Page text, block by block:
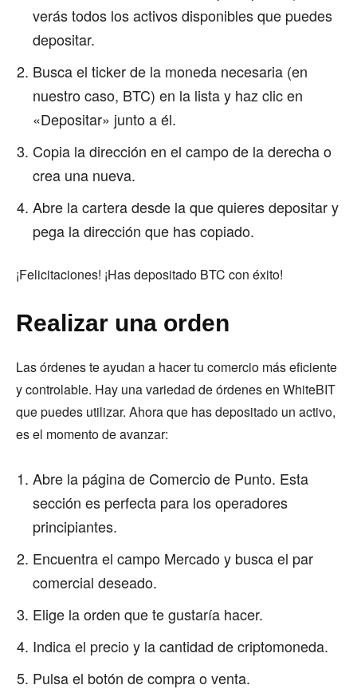
verás todos los activos disponibles que puedes
depositar.
Busca el ticker de la moneda necesaria (en
nuestro caso, BTC) en la lista y haz clic en
«Depositar» junto a él.
Copia la dirección en el campo de la derecha o
crea una nueva.
Abre la cartera desde la que quieres depositar y
pega la dirección que has copiado.
¡Felicitaciones! ¡Has depositado BTC con éxito!
Realizar una orden
Las órdenes te ayudan a hacer tu comercio más eficiente
y controlable. Hay una variedad de órdenes en WhiteBIT
que puedes utilizar. Ahora que has depositado un activo,
es el momento de avanzar:
Abre la página de Comercio de Punto. Esta
sección es perfecta para los operadores
principiantes.
Encuentra el campo Mercado y busca el par
comercial deseado.
Elige la orden que te gustaría hacer.
Indica el precio y la cantidad de criptomoneda.
Pulsa el botón de compra o venta.